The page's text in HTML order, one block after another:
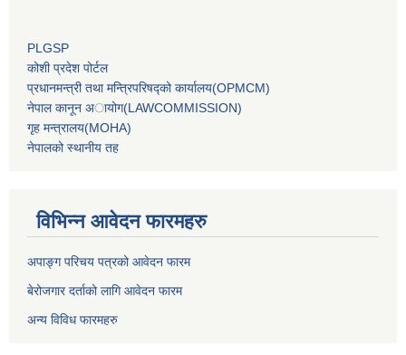
PLGSP
कोशी प्रदेश पोर्टल
प्रधानमन्‍त्री तथा मन्‍त्रिपरिषद्को कार्यालय(OPMCM)
नेपाल कानून अायोग(LAWCOMMISSION)
गृह मन्‍त्रालय(MOHA)
नेपालको स्थानीय तह
विभिन्न आवेदन फारमहरु
अपाङ्ग परिचय पत्रको आवेदन फारम
बेरोजगार दर्ताको लागि आवेदन फारम
अन्य विविध फारमहरु